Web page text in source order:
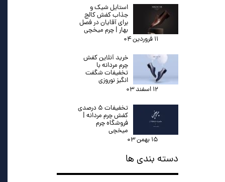
استایل شیک و
جذاب کفش کالج
برای آقایان در فصل
بهار | چرم میخچی
۱۱ فروردین ۰۴
خرید آنلاین کفش
چرم مردانه با
تخفیفات شگفت
انگیز نوروزی
۱۲ اسفند ۰۳
تخفیفات ۵ درصدی
کفش چرم مردانه |
فروشگاه چرم
میخچی
۱۵ بهمن ۰۳
دسته بندی ها